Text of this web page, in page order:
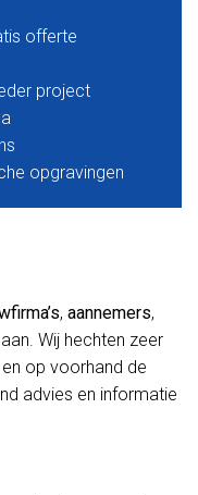
offerte
project
opgravingen
, aannemers,
aan. Wij hechten zeer
op voorhand de
advies en informatie